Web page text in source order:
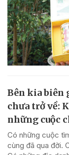
Bên kia biên
chưa trở về:
những cuộc
Có những cuộc
cùng đã qua đời.